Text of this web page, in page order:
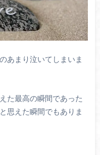
あまり泣いてしまいま
た最高の瞬間であった
思えた瞬間でもありま